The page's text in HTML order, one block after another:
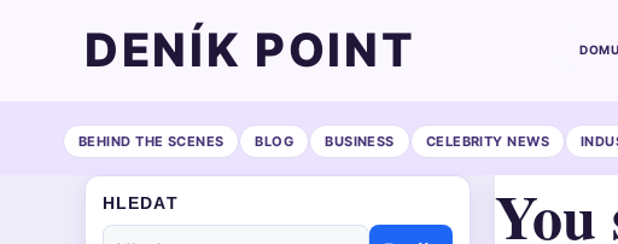
DENÍK POINT DOMU
BEHIND THE SCENES BLOG BUSINESS CELEBRITY NEWS
You
HLEDAT